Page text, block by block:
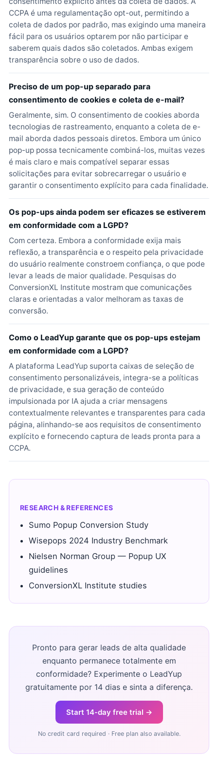
CCPA é uma regulamentação opt-out, permitindo a
coleta de dados por padrão, mas exigindo uma maneira
fácil para os usuários optarem por não participar e
saberem quais dados são coletados. Ambas exigem
transparência sobre o uso de dados.
Preciso de um pop-up separado para
consentimento de cookies e coleta de e-mail?
Geralmente, sim. O consentimento de cookies aborda
tecnologias de rastreamento, enquanto a coleta de e-
mail aborda dados pessoais diretos. Embora um único
pop-up possa tecnicamente combiná-los, muitas vezes
é mais claro e mais compatível separar essas
solicitações para evitar sobrecarregar o usuário e
garantir o consentimento explícito para cada finalidade.
Os pop-ups ainda podem ser eficazes se estiverem
em conformidade com a LGPD?
Com certeza. Embora a conformidade exija mais
reflexão, a transparência e o respeito pela privacidade
do usuário realmente constroem confiança, o que pode
levar a leads de maior qualidade. Pesquisas do
ConversionXL Institute mostram que comunicações
claras e orientadas a valor melhoram as taxas de
conversão.
Como o LeadYup garante que os pop-ups estejam
em conformidade com a LGPD?
A plataforma LeadYup suporta caixas de seleção de
consentimento personalizáveis, integra-se a políticas
de privacidade, e sua geração de conteúdo
impulsionada por IA ajuda a criar mensagens
contextualmente relevantes e transparentes para cada
página, alinhando-se aos requisitos de consentimento
explícito e fornecendo captura de leads pronta para a
CCPA.
RESEARCH & REFERENCES
Sumo Popup Conversion Study
Wisepops 2024 Industry Benchmark
Nielsen Norman Group — Popup UX
guidelines
ConversionXL Institute studies
Pronto para gerar leads de alta qualidade
enquanto permanece totalmente em
conformidade? Experimente o LeadYup
gratuitamente por 14 dias e sinta a diferença.
Start 14-day free trial →
No credit card required · Free plan also available.